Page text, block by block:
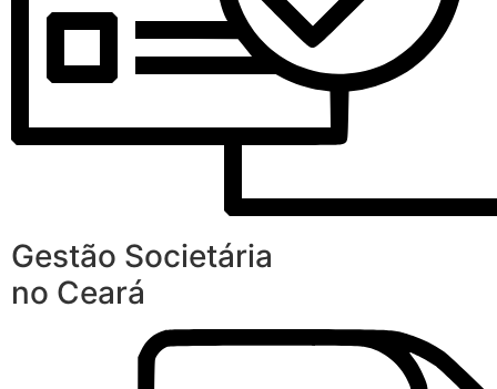
Gestão Societária
no Ceará